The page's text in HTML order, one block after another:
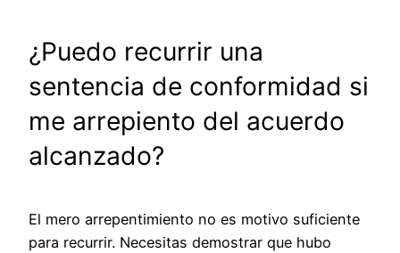
¿Puedo recurrir una
sentencia de conformidad si
me arrepiento del acuerdo
alcanzado?
El mero arrepentimiento no es motivo suficiente
para recurrir. Necesitas demostrar que hubo